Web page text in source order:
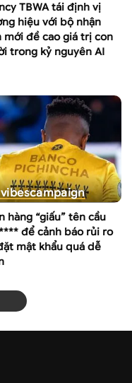
TBWA tái định vị
hiệu với bộ nhận
mới đề cao giá trị con
trong kỷ nguyên AI
campaign
hàng “giấu” tên cầu
để cảnh báo rủi ro
mật khẩu quá dễ